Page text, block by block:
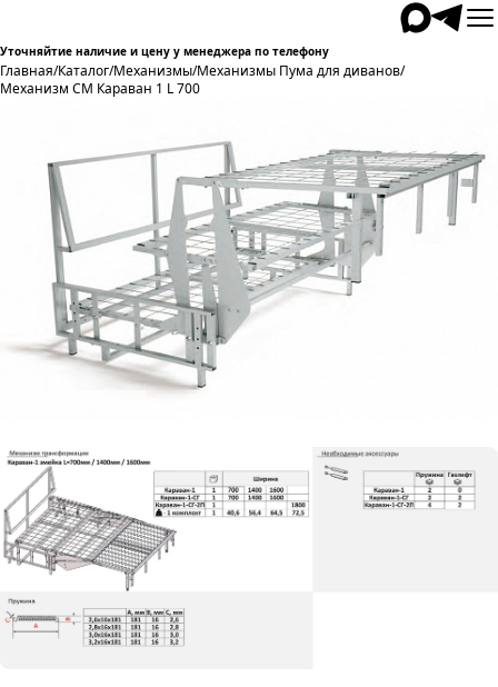
Уточняйтие наличие и цену у менеджера по телефону
Главная/Каталог/Механизмы/Механизмы Пума для диванов/
Механизм СМ Караван 1 L 700